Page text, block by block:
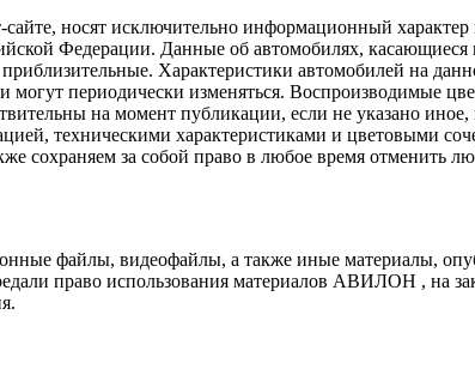
носят исключительно информационный
Федерации. Данные об автомобилях, касающиеся
приблизительные. Характеристики автомобилей на
периодически изменяться. Воспроизводимые
на момент публикации, если не указано иное,
техническими характеристиками и цветовыми
сохраняем за собой право в любое время отменить
файлы, видеофайлы, а также иные материалы,
право использования материалов АВИЛОН , на